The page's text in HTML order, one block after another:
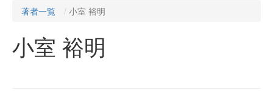
著者一覧 小室 裕明
小室 裕明